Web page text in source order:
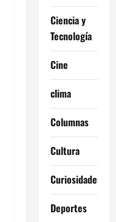
Ciencia y
Tecnología
Cine
clima
Columnas
Cultura
Curiosidades
Deportes